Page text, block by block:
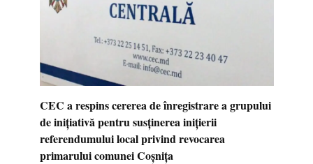
CEC a respins cererea de înregistrare a grupului
de inițiativă pentru susținerea inițierii
referendumului local privind revocarea
primarului comunei Coșnița